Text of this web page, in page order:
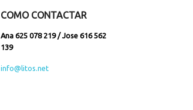
COMO CONTACTAR
Ana 625 078 219 / Jose 616 562
139
info@litos.net